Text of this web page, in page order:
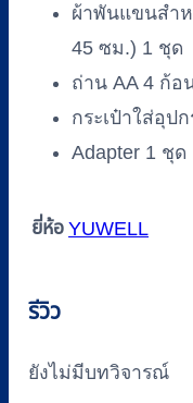
ผ้าพันแขนสำ
45 ซม.) 1 ชุด
ถ่าน AA 4 ก้อ
กระเป๋าใส่อุป
Adapter 1 ชุด
ยี่ห้อ YUWELL
รีวิว
ยังไม่มีบทวิจารณ์